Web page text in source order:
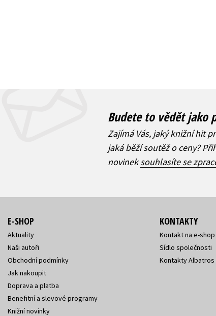
Budete to vědět jako
Zajímá Vás, jaký knižní hit
jaká běží soutěž o ceny?
novineksouhlasíte se
E-SHOP
Aktuality
Naši autoři
Obchodní podmínky
Jak nakoupit
Doprava a platba
Benefitní a slevové programy
Knižní novinky
KONTAKTY
Kontakt na e-shop
Sídlo společnosti
Kontakty Albatros